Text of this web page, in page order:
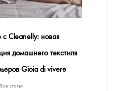
с Cleanelly: новая
домашнего текстиля
Gioia di vivere
статьи